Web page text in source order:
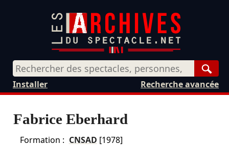
Recherche avancée
Installer
Fabrice Eberhard
Formation : CNSAD [1978]